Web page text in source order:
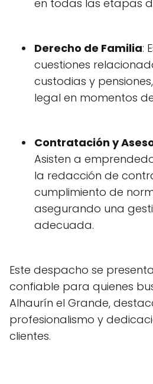
en todas las etapas
Derecho de Familia:
cuestiones
custodias y
legal en momentos
Contratación y
Asisten a
la redacción de
cumplimiento de
asegurando una
adecuada.
Este despacho se
confiable para quienes
Alhaurín el Grande,
profesionalismo y
clientes.